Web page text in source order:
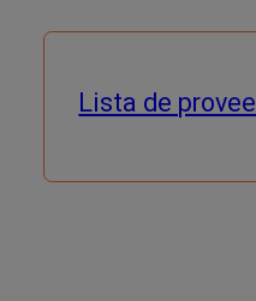
Lista de